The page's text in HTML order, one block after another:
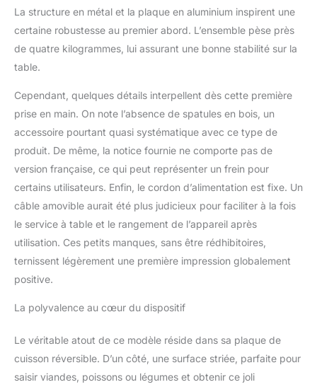
temps. 【Entretien
facile】- La plaque de
cuisson réversible est en
revêtement anti-adhésif,
faciles. 【8 poêles
Permettant de partager
de différents plats
délicieux avec vos amis
ou famille, raclette
parfaite pour barbecue,
【Thermostat réglable】-
Equipé d'un thermostat
réglable, permettant de
régler progressivement la
chaleur désirée.
La structure en métal et la plaque en aluminium inspirent une
certaine robustesse au premier abord. L’ensemble pèse près
de quatre kilogrammes, lui assurant une bonne stabilité sur la
table.
Cependant, quelques détails interpellent dès cette première
prise en main. On note l’absence de spatules en bois, un
accessoire pourtant quasi systématique avec ce type de
produit. De même, la notice fournie ne comporte pas de
version française, ce qui peut représenter un frein pour
certains utilisateurs. Enfin, le cordon d’alimentation est fixe. Un
câble amovible aurait été plus judicieux pour faciliter à la fois
le service à table et le rangement de l’appareil après
utilisation. Ces petits manques, sans être rédhibitoires,
ternissent légèrement une première impression globalement
positive.
La polyvalence au cœur du dispositif
Le véritable atout de ce modèle réside dans sa plaque de
cuisson réversible. D’un côté, une surface striée, parfaite pour
saisir viandes, poissons ou légumes et obtenir ce joli